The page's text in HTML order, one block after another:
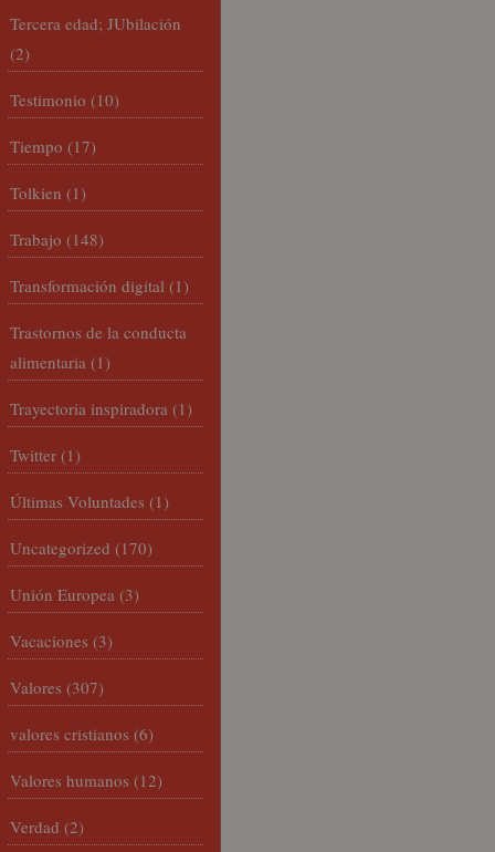
Tercera edad; JUbilación
(2)
Testimonio (10)
Tiempo (17)
Tolkien (1)
Trabajo (148)
Transformación digital (1)
Trastornos de la conducta
alimentaria (1)
Trayectoria inspiradora (1)
Twitter (1)
Últimas Voluntades (1)
Uncategorized (170)
Unión Europea (3)
Vacaciones (3)
Valores (307)
valores cristianos (6)
Valores humanos (12)
Verdad (2)